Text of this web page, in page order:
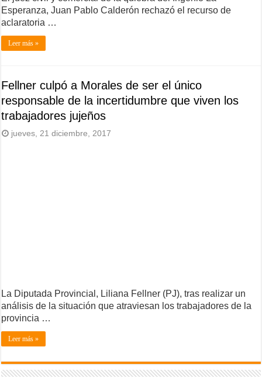
Esperanza, Juan Pablo Calderón rechazó el recurso de
aclaratoria …
Leer más »
Fellner culpó a Morales de ser el único
responsable de la incertidumbre que viven los
trabajadores jujeños
jueves, 21 diciembre, 2017
La Diputada Provincial, Liliana Fellner (PJ), tras realizar un
análisis de la situación que atraviesan los trabajadores de la
provincia …
Leer más »